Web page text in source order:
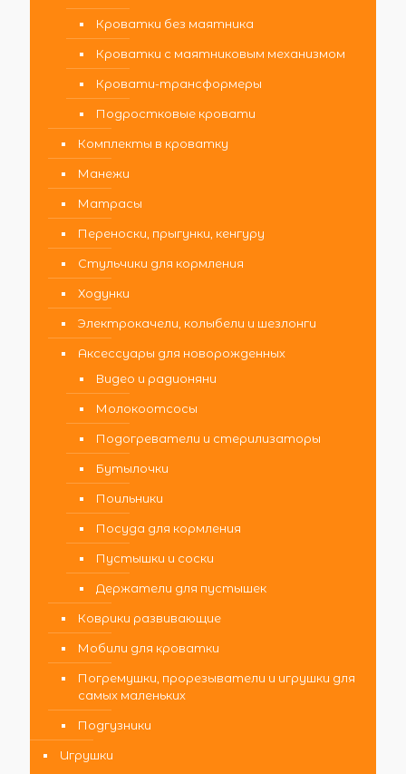
Кроватки без маятника
Кроватки с маятниковым механизмом
Кровати-трансформеры
Подростковые кровати
Комплекты в кроватку
Манежи
Матрасы
Переноски, прыгунки, кенгуру
Стульчики для кормления
Ходунки
Электрокачели, колыбели и шезлонги
Аксессуары для новорожденных
Видео и радионяни
Молокоотсосы
Подогреватели и стерилизаторы
Бутылочки
Поильники
Посуда для кормления
Пустышки и соски
Держатели для пустышек
Коврики развивающие
Мобили для кроватки
Погремушки, прорезыватели и игрушки для
самых маленьких
Подгузники
Игрушки